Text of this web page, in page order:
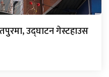
उद्घाटन गेस्टहाउस